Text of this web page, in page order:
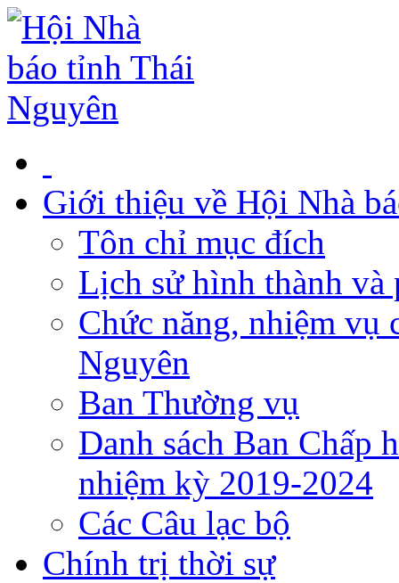
Giới thiệu về Hội Nhà
Tôn chỉ mục đích
Lịch sử hình thành và
Chức năng, nhiệm vụ
Nguyên
Ban Thường vụ
Danh sách Ban Chấp
nhiệm kỳ 2019-2024
Các Câu lạc bộ
Chính trị thời sự